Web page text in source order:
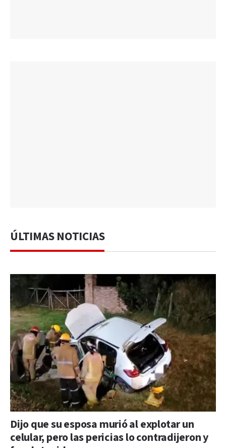
ÚLTIMAS NOTICIAS
Dijo que su esposa murió al explotar un
celular, pero las pericias lo contradijeron y